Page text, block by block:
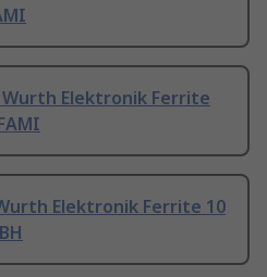
Elektronik Ferrite
Elektronik Ferrite 10